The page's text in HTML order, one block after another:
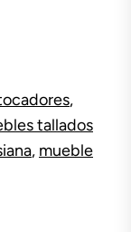
,
tallados
, mueble